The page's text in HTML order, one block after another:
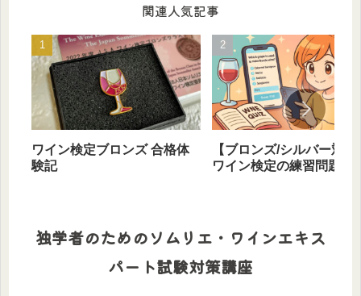
関連人気記事
ワイン検定ブロンズ 合格体
験記
【ブロンズ/シルバー対応
ワイン検定の練習問題は
独学者のためのソムリエ・ワインエキス
パート試験対策講座